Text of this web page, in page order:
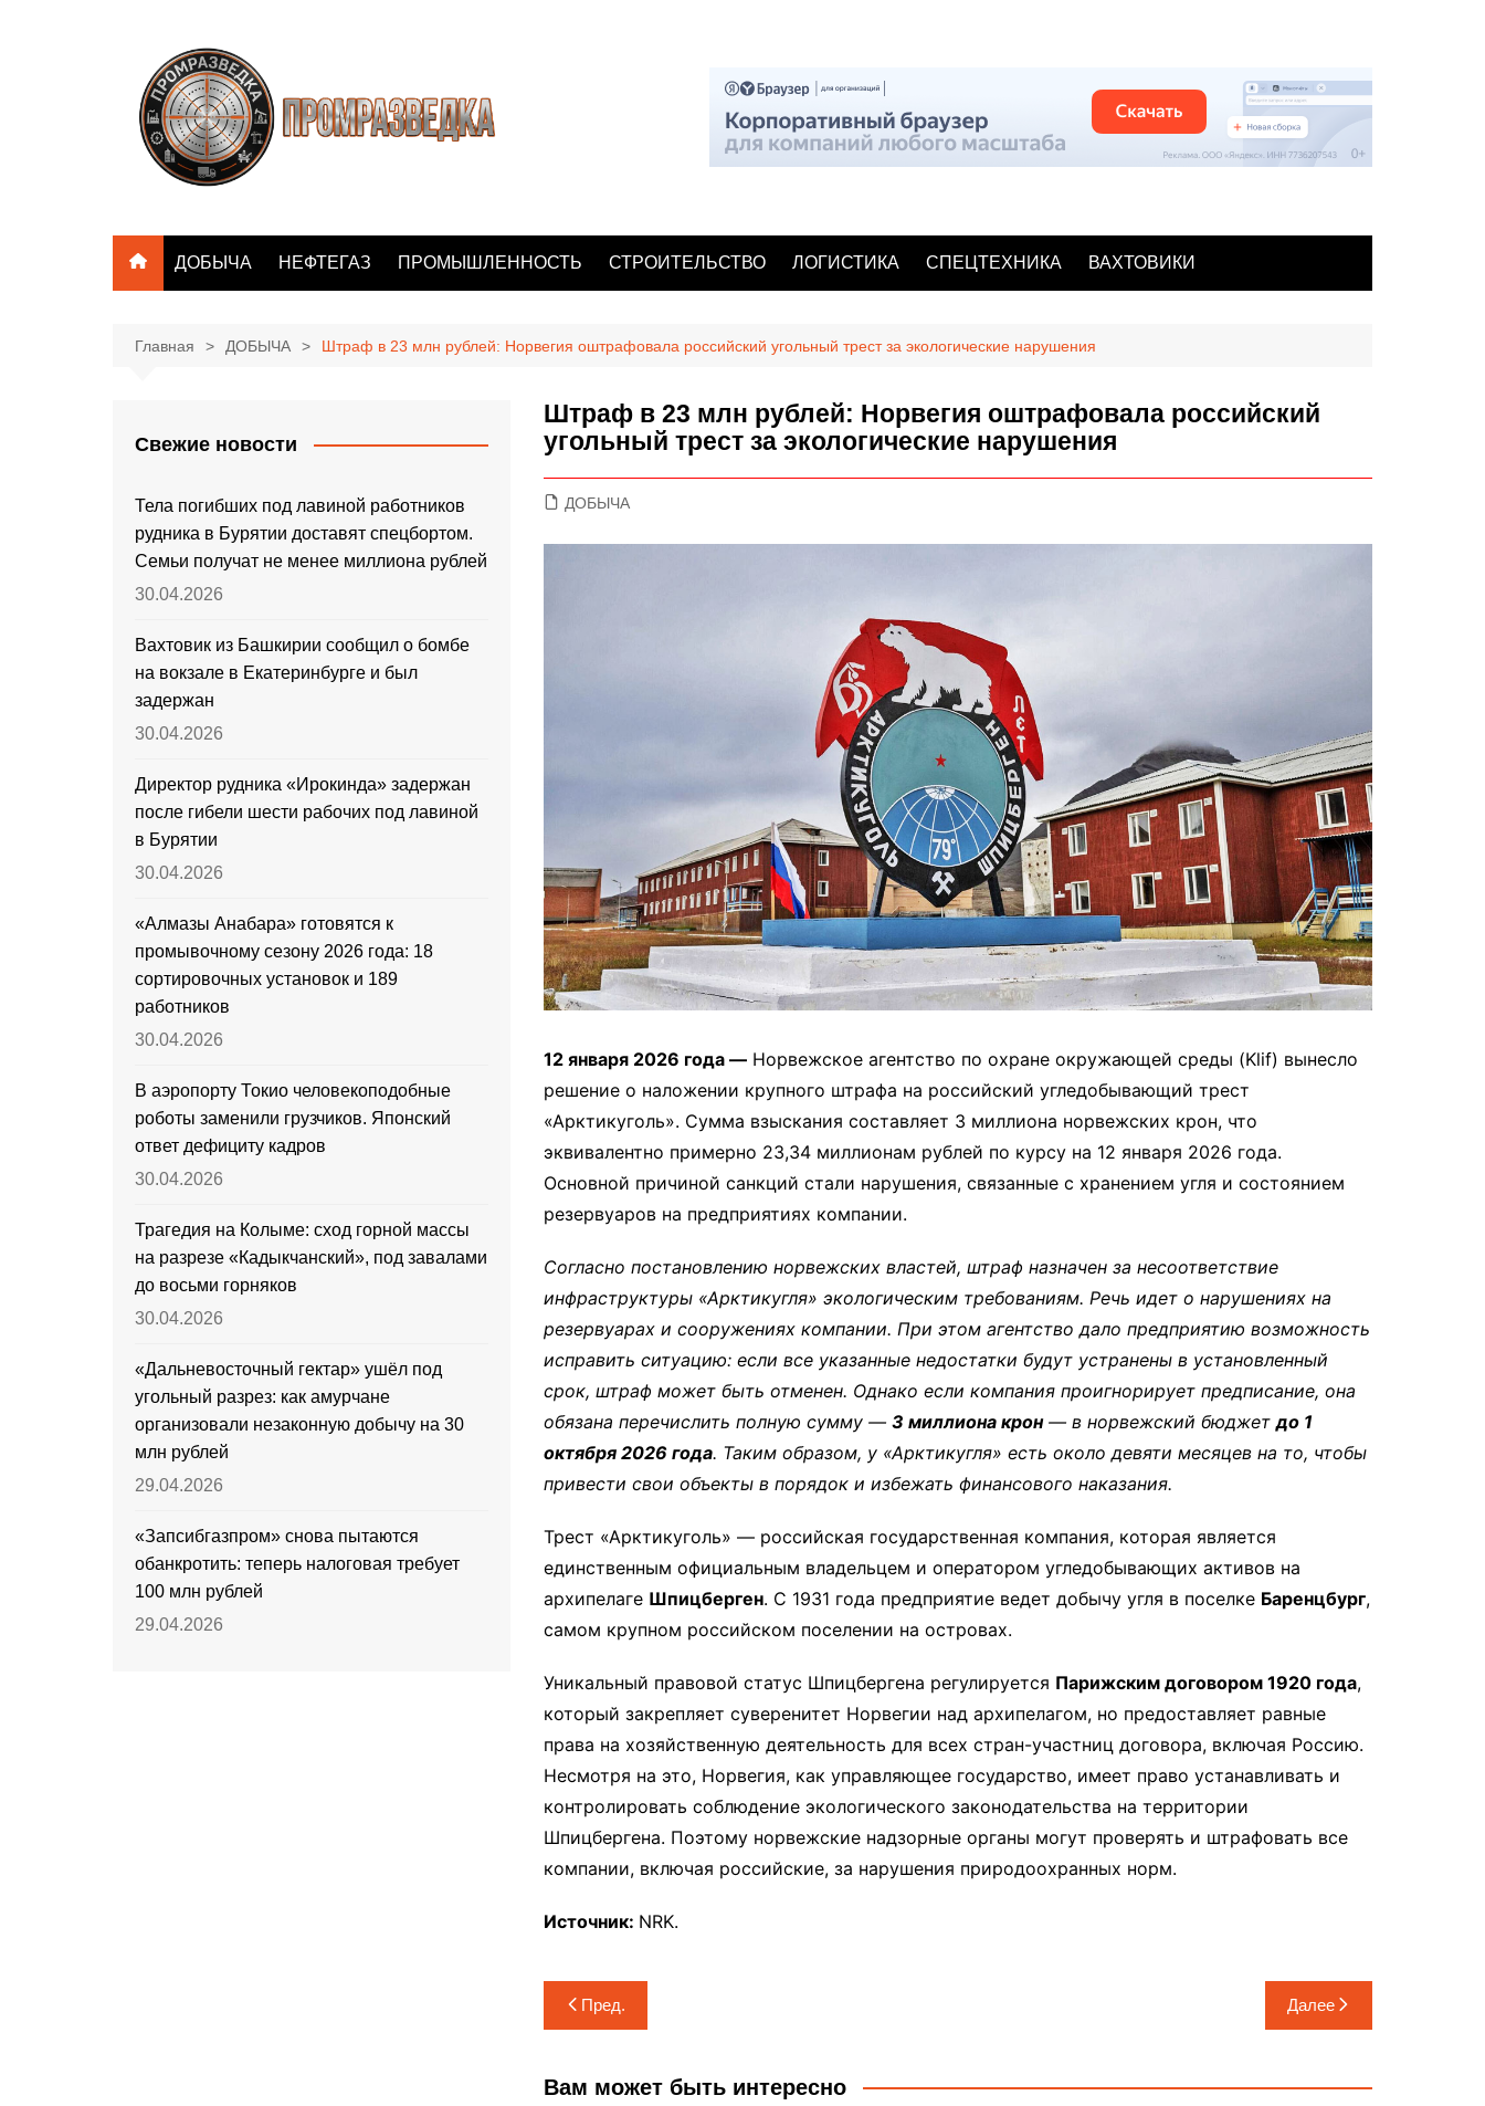
ДОБЫЧА НЕФТЕГАЗ ПРОМЫШЛЕННОСТЬ СТРОИТЕЛЬСТВО ЛОГИСТИКА СПЕЦТЕХНИКА ВАХТОВИКИ
Главная ДОБЫЧА Штраф в 23 млн рублей: Норвегия оштрафовала российский угольный трест за экологические нарушения
Штраф в 23 млн рублей: Норвегия оштрафовала российский
угольный трест за экологические нарушения
ДОБЫЧА
12 января 2026 года — Норвежское агентство по охране окружающей среды (Klif) вынесло
решение о наложении крупного штрафа на российский угледобывающий трест
«Арктикуголь». Сумма взыскания составляет 3 миллиона норвежских крон, что
эквивалентно примерно 23,34 миллионам рублей по курсу на 12 января 2026 года.
Основной причиной санкций стали нарушения, связанные с хранением угля и состоянием
резервуаров на предприятиях компании.
Согласно постановлению норвежских властей, штраф назначен за несоответствие
инфраструктуры «Арктикугля» экологическим требованиям. Речь идет о нарушениях на
резервуарах и сооружениях компании. При этом агентство дало предприятию возможность
исправить ситуацию: если все указанные недостатки будут устранены в установленный
срок, штраф может быть отменен. Однако если компания проигнорирует предписание, она
обязана перечислить полную сумму — 3 миллиона крон— в норвежский бюджетдо 1
октября 2026 года. Таким образом, у «Арктикугля» есть около девяти месяцев на то, чтобы
привести свои объекты в порядок и избежать финансового наказания.
Трест «Арктикуголь» — российская государственная компания, которая является
единственным официальным владельцем и оператором угледобывающих активов на
архипелаге Шпицберген. С 1931 года предприятие ведет добычу угля в поселке Баренцбург,
самом крупном российском поселении на островах.
Уникальный правовой статус Шпицбергена регулируется Парижским договором 1920 года,
который закрепляет суверенитет Норвегии над архипелагом, но предоставляет равные
права на хозяйственную деятельность для всех стран-участниц договора, включая Россию.
Несмотря на это, Норвегия, как управляющее государство, имеет право устанавливать и
контролировать соблюдение экологического законодательства на территории
Шпицбергена. Поэтому норвежские надзорные органы могут проверять и штрафовать все
компании, включая российские, за нарушения природоохранных норм.
Источник: NRK.
Навигация
по
записям
Пред. Далее
Вам может быть интересно
Свежие новости
Тела погибших под лавиной работников
рудника в Бурятии доставят спецбортом.
Семьи получат не менее миллиона рублей
30.04.2026
Вахтовик из Башкирии сообщил о бомбе
на вокзале в Екатеринбурге и был
задержан
30.04.2026
Директор рудника «Ирокинда» задержан
после гибели шести рабочих под лавиной
в Бурятии
30.04.2026
«Алмазы Анабара» готовятся к
промывочному сезону 2026 года: 18
сортировочных установок и 189
работников
30.04.2026
В аэропорту Токио человекоподобные
роботы заменили грузчиков. Японский
ответ дефициту кадров
30.04.2026
Трагедия на Колыме: сход горной массы
на разрезе «Кадыкчанский», под завалами
до восьми горняков
30.04.2026
«Дальневосточный гектар» ушёл под
угольный разрез: как амурчане
организовали незаконную добычу на 30
млн рублей
29.04.2026
«Запсибгазпром» снова пытаются
обанкротить: теперь налоговая требует
100 млн рублей
29.04.2026